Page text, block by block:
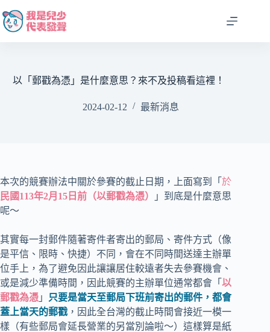
至
以「郵戳為憑」是什麼意思？來不及投稿看這裡！
2024-02-12 最新消息
本次的競賽辦法中關於參賽的截止日期，上面寫到「 於
民國113年2月15日前（以郵戳為憑）
」到底是什麼意思
呢～
其實每一封郵件隨著寄件者寄出的郵局、寄件方式（像
是平信、限時、快捷）不同，會在不同時間送達主辦單
位手上，為了避免因此讓讓居住較遠者失去參賽機會、
或是減少準備時間，因此競賽的主辦單位通常都會「 以
郵戳為憑 」
只要是當天至郵局下班前寄出的郵件，都會
蓋上當天的郵戳 ，因此全台灣的截止時間會接近一模一
樣（有些郵局會延長營業的另當別論啦～）這樣算是紙